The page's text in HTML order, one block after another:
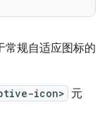
常规自适应图标的
icon> 元